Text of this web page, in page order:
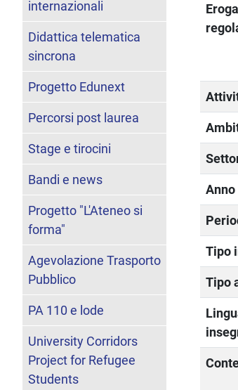
Anno
Tipo
Tipo
internazionali
Didattica telematica
sincrona
Progetto Edunext
Percorsi post laurea
Stage e tirocini
Bandi e news
Progetto "L'Ateneo si
forma"
Agevolazione Trasporto
Pubblico
PA 110 e lode
University Corridors
Project for Refugee
Students